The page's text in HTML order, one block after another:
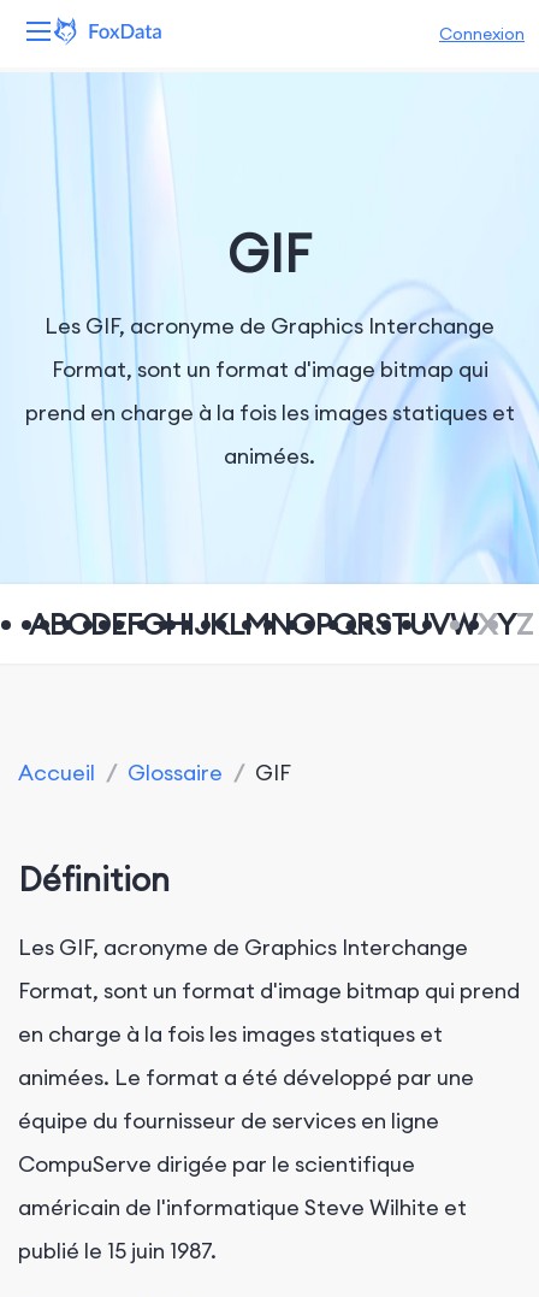
Connexion
Solutions
Ressources
Tarifs
Entreprise
GIF
Les GIF, acronyme de Graphics Interchange
Format, sont un format d'image bitmap qui
prend en charge à la fois les images statiques et
animées.
ABCDEFGHIJKLMNOPQRSTUVWXYZ
Accueil / Glossaire / GIF
Définition
Les GIF, acronyme de Graphics Interchange
Format, sont un format d'image bitmap qui prend
en charge à la fois les images statiques et
animées. Le format a été développé par une
équipe du fournisseur de services en ligne
CompuServe dirigée par le scientifique
américain de l'informatique Steve Wilhite et
publié le 15 juin 1987.